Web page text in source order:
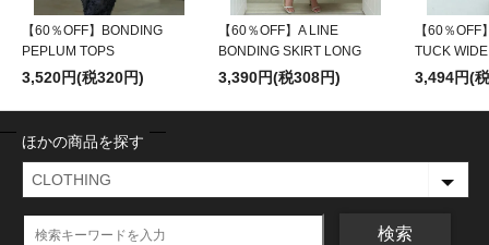
【60％OFF】BONDING
PEPLUM TOPS
3,520円(税320円)
【60％OFF】A LINE
BONDING SKIRT LONG
3,390円(税308円)
【60％
TUCK
3,494円(
ほかの商品を探す
検索